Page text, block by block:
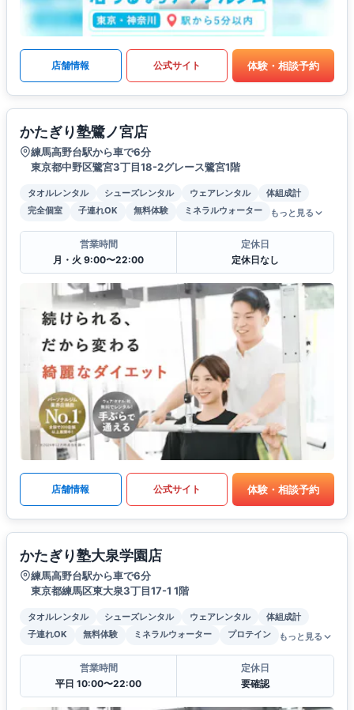
店舗情報 公式サイト 体験・相談予約
かたぎり塾鷺ノ宮店
練馬高野台駅から車で6分
東京都中野区鷺宮3丁目18-2グレース鷺宮1階
タオルレンタル シューズレンタル ウェアレンタル
体組成計
完全個室
子連れOK 無料体験 ミネラルウォーター もっと見る
営業時間
月・火 9:00〜22:00
定休日
定休日なし
店舗情報 公式サイト 体験・相談予約
かたぎり塾大泉学園店
練馬高野台駅から車で6分
東京都練馬区東大泉3丁目17-1 1階
タオルレンタル シューズレンタル ウェアレンタル
体組成計
子連れOK
無料体験 ミネラルウォーター プロテイン もっと見る
営業時間
平日 10:00〜22:00
定休日
要確認